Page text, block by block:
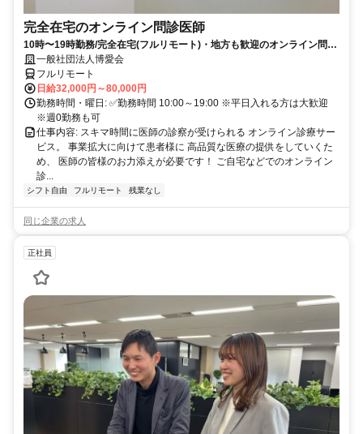
完全在宅のオンライン問診医師
10時〜19時勤務/完全在宅(フルリモート)・地方も歓迎のオンライン問診
業務一般社団法人博愛会
フルリモート
日給32,000円～80,000円
勤務時間・曜日: ✅勤務時間 10:00～19:00 ※平日入れる方は大歓迎
※週0勤務も可
仕事内容: スキマ時間に医師の診察が受けられる オンライン診療サー
ビス。 事業拡大に向けて患者様に 高品質な医療の提供をしていくた
め、 医師の皆様のお力添えが必要です！ ご自宅などでのオンライン
診...
シフト自由 フルリモート 残業なし
同じ企業の求人
正社員